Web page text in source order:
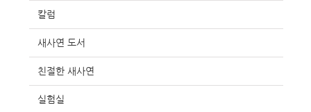
칼럼
새사연 도서
친절한 새사연
실험실